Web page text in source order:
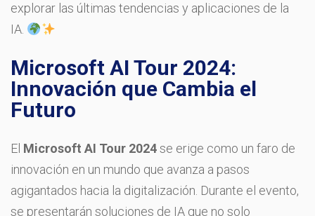
explorar las últimas tendencias y aplicaciones de la
IA.
Microsoft AI Tour 2024:
Innovación que Cambia el
Futuro
El Microsoft AI Tour 2024se erige como un faro de
innovación en un mundo que avanza a pasos
agigantados hacia la digitalización. Durante el evento,
se presentarán soluciones de IA que no solo